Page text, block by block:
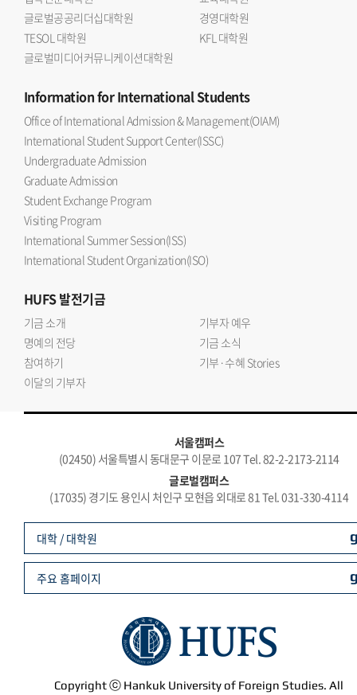
글로벌공공리더십대학원
경영대학원
TESOL 대학원
KFL 대학원
글로벌미디어커뮤니케이션대학원
Informationfor International Students
Office of International Admission & Management(OIAM)
International Student Support Center(ISSC)
Undergraduate Admission
Graduate Admission
Student Exchange Program
Visiting Program
International Summer Session(ISS)
International Student Organization(ISO)
HUFS발전기금
기금 소개
기부자 예우
명예의 전당
기금 소식
참여하기
기부·수혜 Stories
이달의 기부자
서울캠퍼스
(02450) 서울특별시 동대문구 이문로 107 Tel. 82-2-2173-2114
글로벌캠퍼스
(17035) 경기도 용인시 처인구 모현읍 외대로 81 Tel. 031-330-4114
Copyright ⓒ Hankuk University of Foreign Studies. All
대학 / 대학원
주요 홈페이지